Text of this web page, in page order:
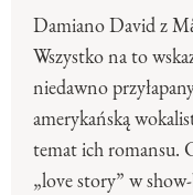
Damiano David z
Wszystko na to
niedawno
amerykańską
temat ich romansu.
„love story” w